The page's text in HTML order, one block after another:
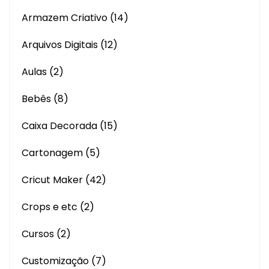
Armazem Criativo (14)
Arquivos Digitais (12)
Aulas (2)
Bebês (8)
Caixa Decorada (15)
Cartonagem (5)
Cricut Maker (42)
Crops e etc (2)
Cursos (2)
Customização (7)